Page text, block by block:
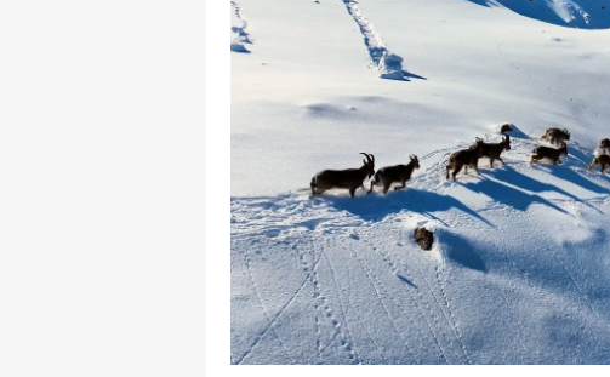
İstanbul
Kars
Kayseri
Kırklareli
Kırşehir